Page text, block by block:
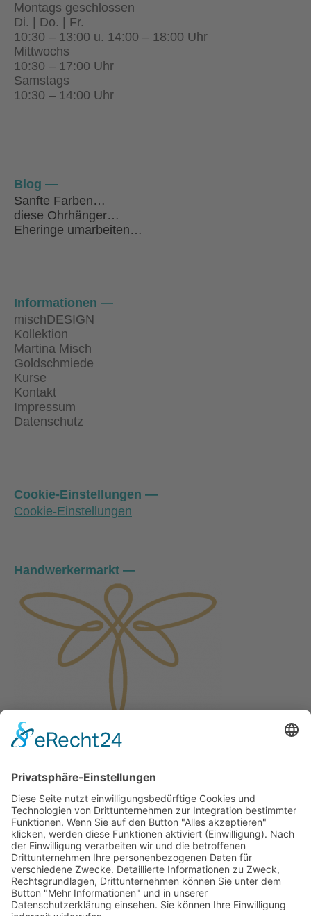
Montags geschlossen
Di. | Do. | Fr.
10:30 – 13:00 u. 14:00 – 18:00 Uhr
Mittwochs
10:30 – 17:00 Uhr
Samstags
10:30 – 14:00 Uhr
Blog
Sanfte Farben…
diese Ohrhänger…
Eheringe umarbeiten…
Informationen
mischDESIGN
Kollektion
Martina Misch
Goldschmiede
Kurse
Kontakt
Impressum
Datenschutz
Cookie-Einstellungen
Cookie-Einstellungen
Handwerkermarkt
Stilpunkte